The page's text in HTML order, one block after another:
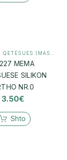
MEMA
SILIKON
NR.0
3.50€
Shto